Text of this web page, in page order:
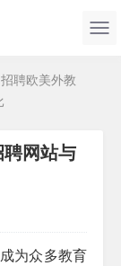
聘欧美外教
网站与
为众多教育